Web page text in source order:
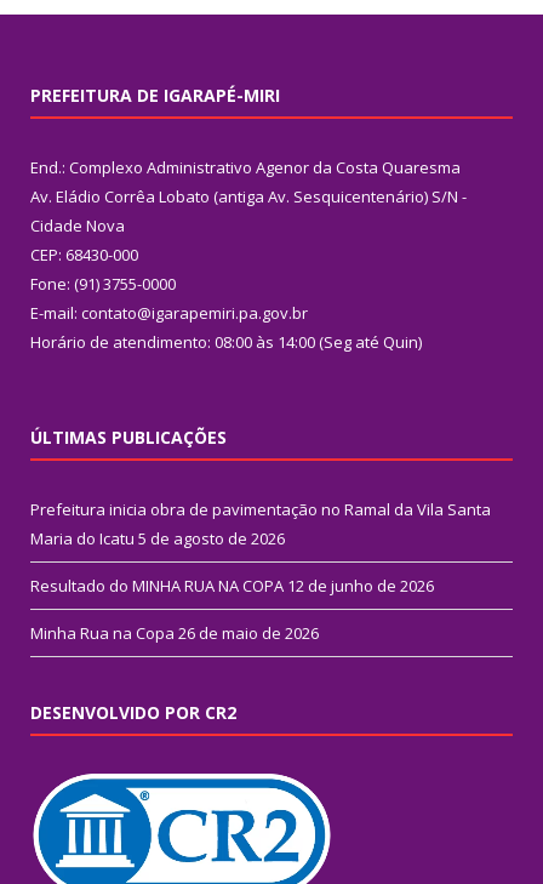
PREFEITURA DE IGARAPÉ-MIRI
End.: Complexo Administrativo Agenor da Costa Quaresma
Av. Eládio Corrêa Lobato (antiga Av. Sesquicentenário) S/N -
Cidade Nova
CEP: 68430-000
Fone: (91) 3755-0000
E-mail: contato@igarapemiri.pa.gov.br
Horário de atendimento: 08:00 às 14:00 (Seg até Quin)
ÚLTIMAS PUBLICAÇÕES
Prefeitura inicia obra de pavimentação no Ramal da Vila Santa
Maria do Icatu 5 de agosto de 2026
Resultado do MINHA RUA NA COPA 12 de junho de 2026
Minha Rua na Copa 26 de maio de 2026
DESENVOLVIDO POR CR2